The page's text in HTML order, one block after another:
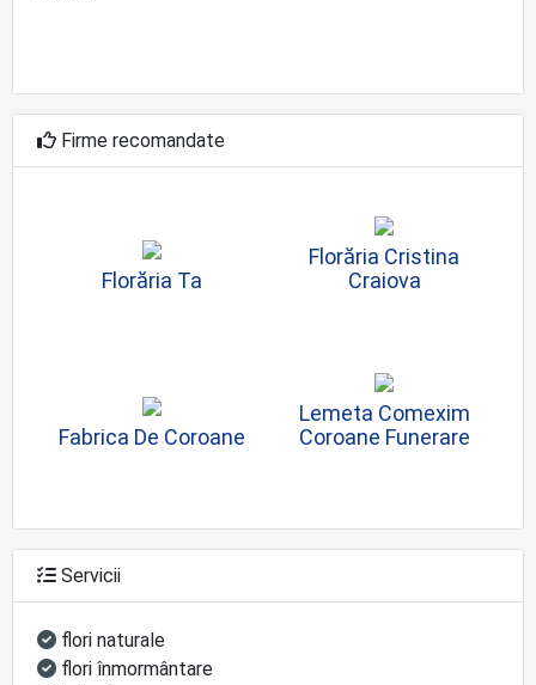
Firme recomandate
Florăria Ta
Florăria Cristina
Craiova
Fabrica De Coroane
Lemeta Comexim
Coroane Funerare
Servicii
flori naturale
flori înmormântare